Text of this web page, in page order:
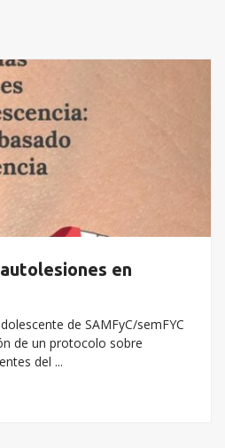
en
de SAMFyC/semFYC
de un protocolo sobre
del ...